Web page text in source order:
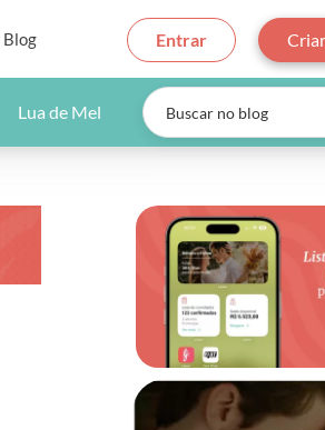
Blog Entrar
Lua de Mel